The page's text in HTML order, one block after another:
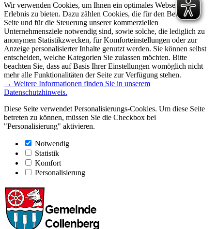
Wir verwenden Cookies, um Ihnen ein optimales Webseiten-
Erlebnis zu bieten. Dazu zählen Cookies, die für den Betrieb der
Seite und für die Steuerung unserer kommerziellen
Unternehmensziele notwendig sind, sowie solche, die lediglich zu
anonymen Statistikzwecken, für Komforteinstellungen oder zur
Anzeige personalisierter Inhalte genutzt werden. Sie können selbst
entscheiden, welche Kategorien Sie zulassen möchten. Bitte
beachten Sie, dass auf Basis Ihrer Einstellungen womöglich nicht
mehr alle Funktionalitäten der Seite zur Verfügung stehen.
→ Weitere Informationen finden Sie in unserem
Datenschutzhinweis.
Diese Seite verwendet Personalisierungs-Cookies. Um diese Seite
betreten zu können, müssen Sie die Checkbox bei
"Personalisierung" aktivieren.
Notwendig
Statistik
Komfort
Personalisierung